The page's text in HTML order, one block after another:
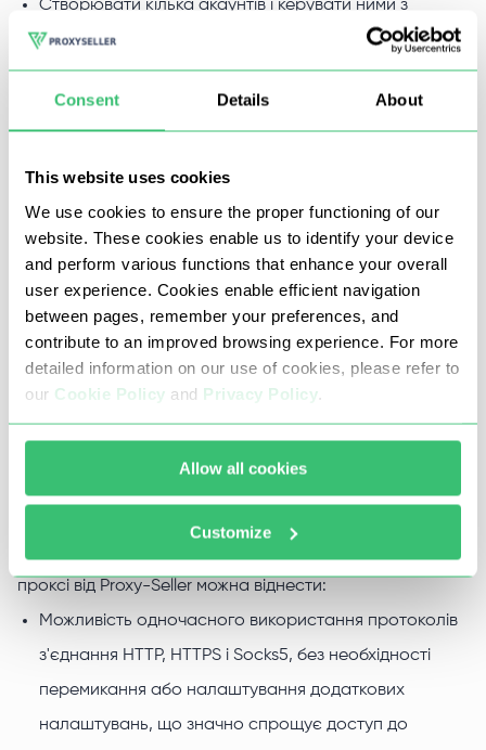
Consent Details About
This website uses cookies
We use cookies to ensure the proper functioning of our
website. These cookies enable us to identify your device
and perform various functions that enhance your overall
user experience. Cookies enable efficient navigation
between pages, remember your preferences, and
contribute to an improved browsing experience. For more
detailed information on our use of cookies, please refer to
our Cookie Policy and Privacy Policy
Allow all cookies
Customize
Створювати кілька акаунтів і керувати ними з
одного пристрою.
Накручувати перегляди, підписки та статистику
обраного.
автоматизації.
Всі ці дії неможливі без використання якісних проксі-
серверів.
Проксі для Wattpad від Proxy-
Seller
проксі від Proxy-Seller можна віднести:
Можливість одночасного використання протоколів
з'єднання HTTP, HTTPS і Socks5, без необхідності
перемикання або налаштування додаткових
налаштувань, що значно спрощує доступ до